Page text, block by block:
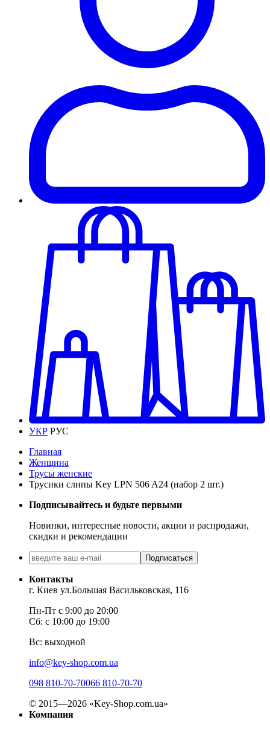
УКР РУС
Главная
Женщина
Трусы женские
Трусики слипы Key LPN 506 A24 (набор 2 шт.)
Подписывайтесь и будьте первыми
Новинки, интересные новости, акции и распродажи,
скидки и рекомендации
Подписаться
Контакты
г. Киев ул.Большая Васильковская, 116
Пн-Пт с 9:00 до 20:00
Сб: с 10:00 до 19:00
Вс: выходной
info@key-shop.com.ua
098 810-70-70066 810-70-70
© 2015—2026 «Key-Shop.com.ua»
Компания